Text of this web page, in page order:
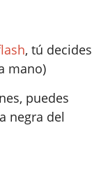
, tú decides
mano)
puedes
negra del